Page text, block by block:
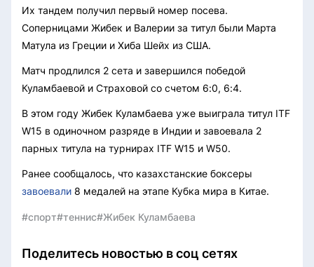
Их тандем получил первый номер посева.
Соперницами Жибек и Валерии за титул были Марта
Матула из Греции и Хиба Шейх из США.
Матч продлился 2 сета и завершился победой
Куламбаевой и Страховой со счетом 6:0, 6:4.
В этом году Жибек Куламбаева уже выиграла титул ITF
W15 в одиночном разряде в Индии и завоевала 2
парных титула на турнирах ITF W15 и W50.
Ранее сообщалось, что казахстанские боксеры
завоевали 8 медалей на этапе Кубка мира в Китае.
#спорт#теннис#Жибек Куламбаева
Поделитесь новостью в соц сетях